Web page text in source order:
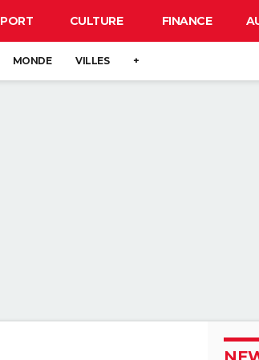
CULTURE FINANCE
MONDE VILLES +